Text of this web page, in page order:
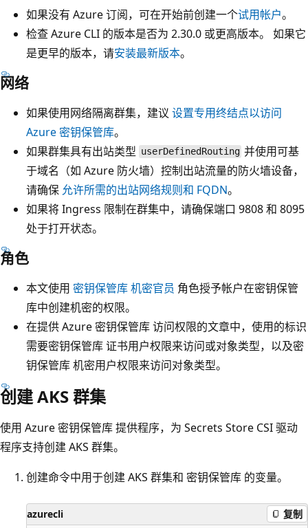
如果没有 Azure 订阅，可在开始前创建一个试用帐户。
检查 Azure CLI 的版本是否为 2.30.0 或更高版本。 如果它
是更早的版本，请安装最新版本。
网络
如果使用网络隔离群集，建议 设置专用终结点以访问
Azure 密钥保管库。
如果群集具有出站类型 userDefinedRouting 并使用可基
于域名（如 Azure 防火墙）控制出站流量的防火墙设备，
请确保 允许所需的出站网络规则和 FQDN。
如果将 Ingress 限制在群集中，请确保端口 9808 和 8095
处于打开状态。
角色
本文使用 密钥保管库 机密官员 角色授予帐户在密钥保管
库中创建机密的权限。
在提供 Azure 密钥保管库 访问权限的文章中，使用的标识
需要密钥保管库 证书用户权限来访问或对象类型，以及密
钥保管库 机密用户权限来访问对象类型。
创建 AKS 群集
使用 Azure 密钥保管库 提供程序，为 Secrets Store CSI 驱动
程序支持创建 AKS 群集。
创建命令中用于创建 AKS 群集和 密钥保管库 的变量。
azurecli 复制